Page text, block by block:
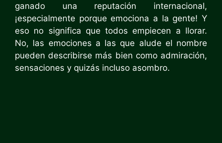
ganado una reputación internacional,
¡especialmente porque emociona a la gente! Y
eso no significa que todos empiecen a llorar.
No, las emociones a las que alude el nombre
pueden describirse más bien como admiración,
sensaciones y quizás incluso asombro.